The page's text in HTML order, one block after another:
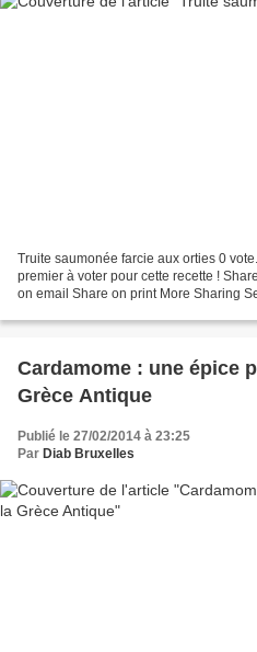
Truite saumonée farcie aux orties 0
premier à voter pour cette recette !
on email Share on print More Sharing
Cardamome : une épice
Grèce Antique
Publié le 27/02/2014 à 23:25
Par Diab Bruxelles